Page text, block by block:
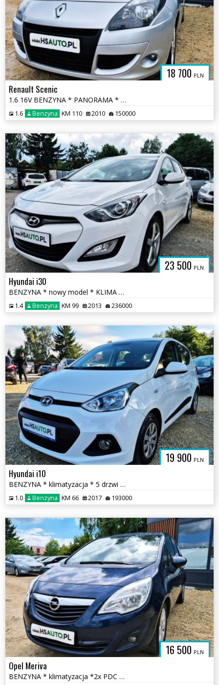
18 700 PLN
Renault Scenic
1.6 16V BENZYNA * PANORAMA * GRZANE FOTELE * klimatyzacja * super *
1.6 Benzyna KM 110 2010 150000
23 500 PLN
Hyundai i30
BENZYNA * nowy model * KLIMA * atrakcyjny wygląd * super * okazja
1.4 Benzyna KM 99 2013 236000
19 900 PLN
Hyundai i10
BENZYNA * klimatyzacja * 5 drzwi * SUPER * OKAZJA * serwis ASO
1.0 Benzyna KM 66 2017 193000
16 500 PLN
Opel Meriva
BENZYNA * klimatyzacja *2x PDC * SUPER * okazja * polecamy